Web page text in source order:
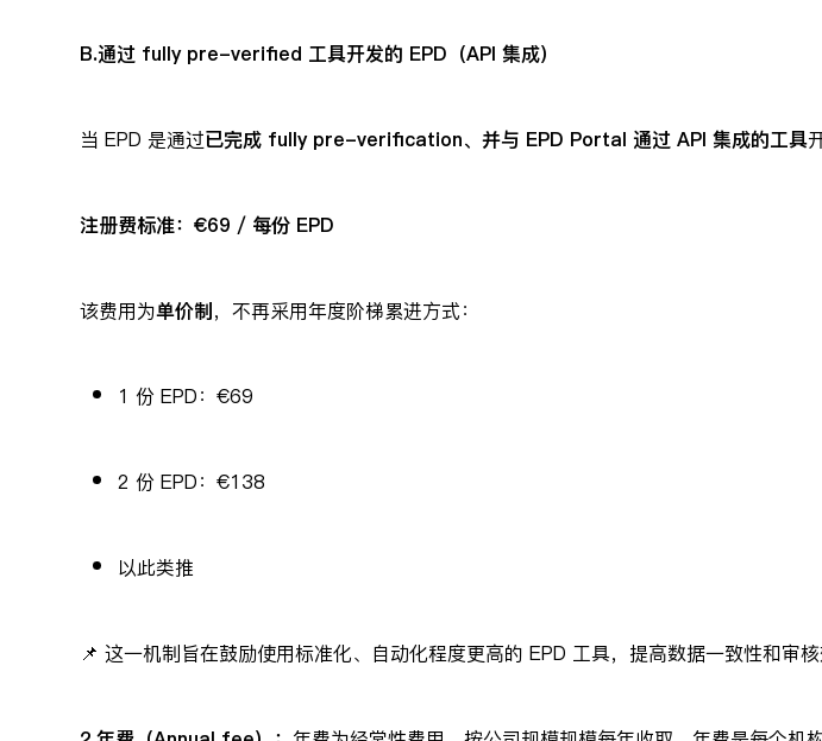
B.通过 fully pre-verified 工具开发的 EPD（API 集成）
当 EPD 是通过已完成 fully pre-verification、并与 EPD Portal 通过 API 集成的工具
注册费标准：€69 / 每份 EPD
该费用为单价制，不再采用年度阶梯累进方式：
1 份 EPD：€69
2 份 EPD：€138
以此类推
📌 这一机制旨在鼓励使用标准化、自动化程度更高的 EPD 工具，提高数据一致性和审核